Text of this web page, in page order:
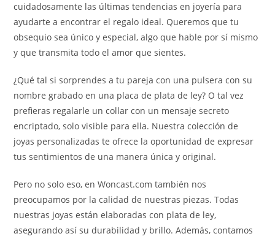
cuidadosamente las últimas tendencias en joyería para
ayudarte a encontrar el regalo ideal. Queremos que tu
obsequio sea único y especial, algo que hable por sí mismo
y que transmita todo el amor que sientes.
¿Qué tal si sorprendes a tu pareja con una pulsera con su
nombre grabado en una placa de plata de ley? O tal vez
prefieras regalarle un collar con un mensaje secreto
encriptado, solo visible para ella. Nuestra colección de
joyas personalizadas te ofrece la oportunidad de expresar
tus sentimientos de una manera única y original.
Pero no solo eso, en Woncast.com también nos
preocupamos por la calidad de nuestras piezas. Todas
nuestras joyas están elaboradas con plata de ley,
asegurando así su durabilidad y brillo. Además, contamos